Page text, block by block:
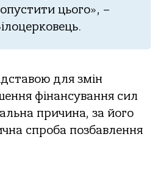
цього», –
для змін
фінансування сил
причина, за його
спроба позбавлення